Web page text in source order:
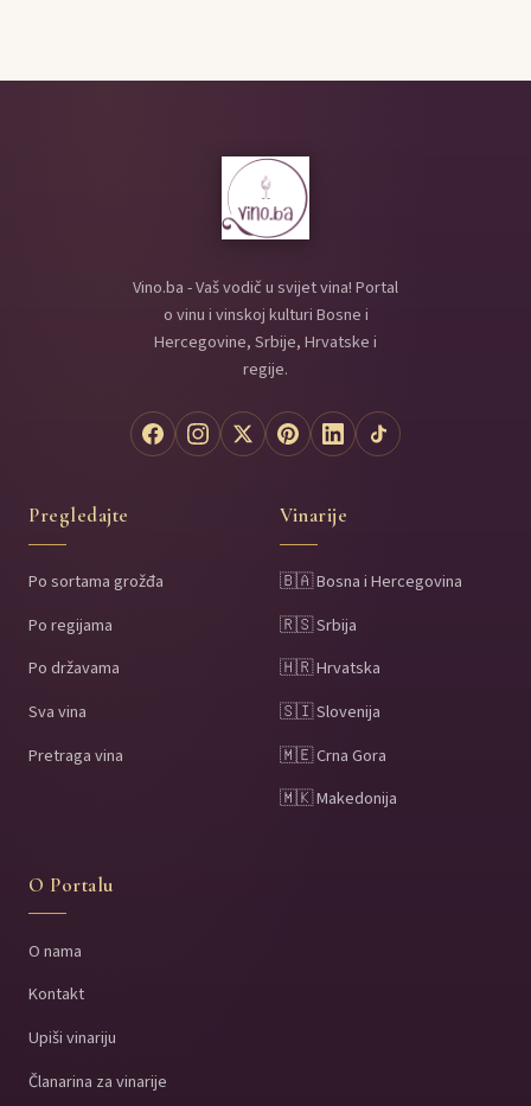
Vino.ba - Vaš vodič u svijet vina! Portal
o vinu i vinskoj kulturi Bosne i
Hercegovine, Srbije, Hrvatske i
regije.
Pregledajte
Po sortama grožđa
Po regijama
Po državama
Sva vina
Pretraga vina
Vinarije
🇧🇦 Bosna i Hercegovina
🇷🇸 Srbija
🇭🇷 Hrvatska
🇸🇮 Slovenija
🇲🇪 Crna Gora
🇲🇰 Makedonija
O Portalu
O nama
Kontakt
Upiši vinariju
Članarina za vinarije